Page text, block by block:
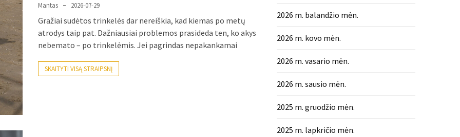
Mantas 2026-07-29
Gražiai sudėtos trinkelės dar nereiškia, kad kiemas po metų
atrodys taip pat. Dažniausiai problemos prasideda ten, ko akys
nebemato – po trinkelėmis. Jei pagrindas nepakankamai
SKAITYTI VISĄ STRAIPSNĮ
2026 m. balandžio mėn.
2026 m. kovo mėn.
2026 m. vasario mėn.
2026 m. sausio mėn.
2025 m. gruodžio mėn.
2025 m. lapkričio mėn.